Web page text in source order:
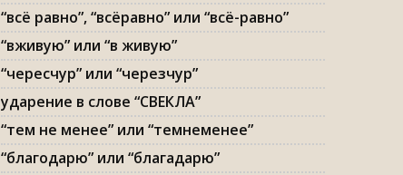
“всё равно”, “всёравно” или “всё-равно”
“вживую” или “в живую”
“чересчур” или “черезчур”
ударение в слове “СВЕКЛА”
“тем не менее” или “темнеменее”
“благодарю” или “благадарю”